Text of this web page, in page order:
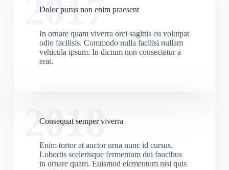
2017
Dolor purus non enim praesent
In ornare quam viverra orci sagittis eu volutpat
odio facilisis. Commodo nulla facilisi nullam
vehicula ipsum. In dictum non consectetur a
erat.
2018
Consequat semper viverra
Enim tortor at auctor urna nunc id cursus.
Lobortis scelerisque fermentum dui faucibus
in ornare quam. Euismod elementum nisi quis